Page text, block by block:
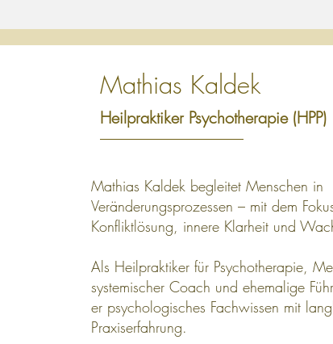
Mathias Kaldek
Heilpraktiker Psychotherapie (HPP)
Mathias Kaldek begleitet Menschen in
Veränderungsprozessen – mit dem
Konfliktlösung, innere Klarheit und
Als Heilpraktiker für Psychotherapie,
systemischer Coach und ehemalige
er psychologisches Fachwissen mit
Praxiserfahrung.